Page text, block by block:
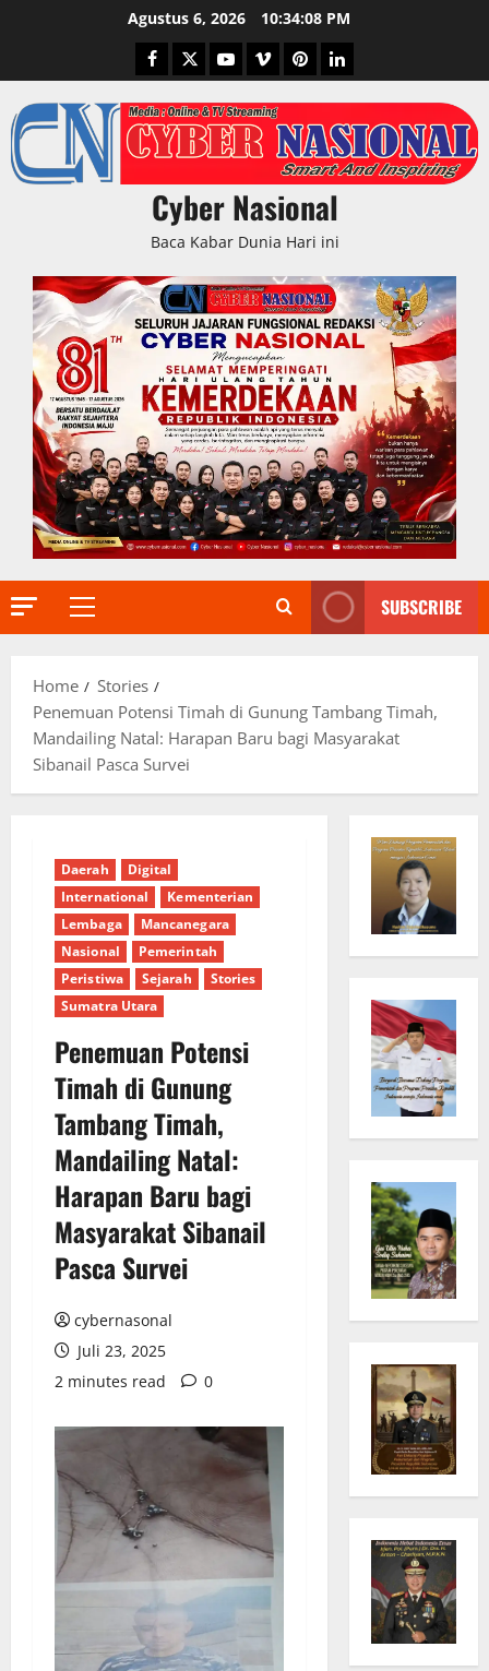
Agustus 6, 2026 10:34:09 PM
Facebook
TwitterYoutubeVimeoPinterestLinkedIn
Cyber Nasional
Baca Kabar Dunia Hari ini
Primary
SUBSCRIBE
Home
Stories
Penemuan Potensi Timah di Gunung Tambang Timah,
Mandailing Natal: Harapan Baru bagi Masyarakat
Sibanail Pasca Survei
Daerah
Digital
International
Kementerian
Lembaga
Mancanegara
Nasional
Pemerintah
Peristiwa
Sejarah
Stories
Sumatra Utara
Penemuan Potensi
Timah di Gunung
Tambang Timah,
Mandailing Natal:
Harapan Baru bagi
Masyarakat Sibanail
Pasca Survei
cybernasonal
Juli 23, 2025
2 minutes read
0